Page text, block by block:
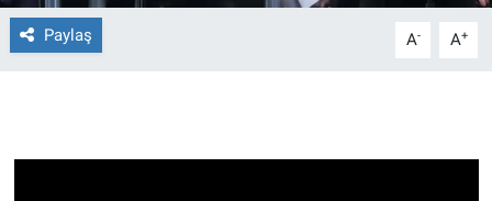
Paylaş A- A+
Gün Bitiyor